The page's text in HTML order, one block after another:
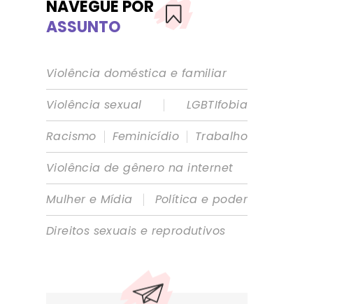
NAVEGUE POR
ASSUNTO
Violência doméstica e familiar
Violência sexual
|
LGBTIfobia
Racismo | Feminicídio | Trabalho
Violência de gênero na internet
Mulher e Mídia
|
Política e poder
Direitos sexuais e reprodutivos